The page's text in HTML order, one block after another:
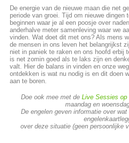
De energie van de nieuwe maan die net
periode van groei. Tijd om nieuwe dingen
beginnen waar je al een poosje over
anderhalve meter samenleving waar we
vinden. Wat doet dit met ons? Als mens
de mensen in ons leven het belangrijkst
niet in paniek te raken en ons hoofd erbij
is net zomin goed als te laks zijn en
valt. Hier de balans in vinden en onze
ontdekken is wat nu nodig is en dit doen
aan te boren.
Doe ook mee met de Live Sessies op
maandag en
De engelen geven informatie over
over deze situatie (geen persoonlijke